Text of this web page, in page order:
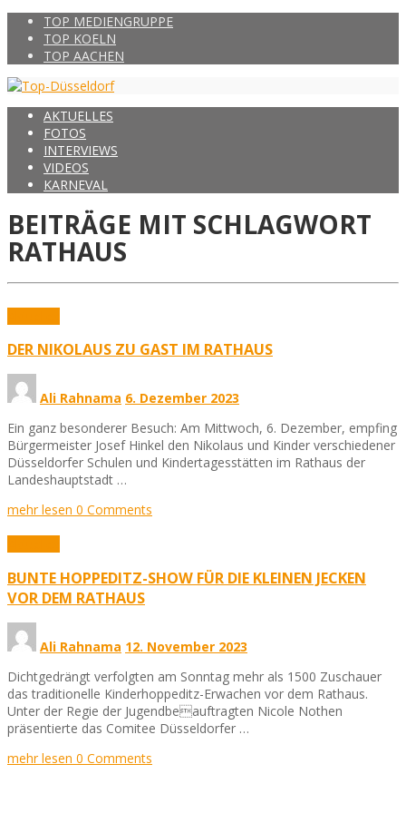
TOP MEDIENGRUPPE
TOP KOELN
TOP AACHEN
AKTUELLES
FOTOS
INTERVIEWS
VIDEOS
KARNEVAL
BEITRÄGE MIT SCHLAGWORT
RATHAUS
DER NIKOLAUS ZU GAST IM RATHAUS
Ali Rahnama 6. Dezember 2023
Ein ganz besonderer Besuch: Am Mittwoch, 6. Dezember, empfing
Bürgermeister Josef Hinkel den Nikolaus und Kinder verschiedener
Düsseldorfer Schulen und Kindertagesstätten im Rathaus der
Landeshauptstadt …
mehr lesen 0 Comments
BUNTE HOPPEDITZ-SHOW FÜR DIE KLEINEN JECKEN
VOR DEM RATHAUS
Ali Rahnama 12. November 2023
Dichtgedrängt verfolgten am Sonntag mehr als 1500 Zuschauer
das traditionelle Kinderhoppeditz-Erwachen vor dem Rathaus.
Unter der Regie der Jugendbeauftragten Nicole Nothen
präsentierte das Comitee Düsseldorfer …
mehr lesen 0 Comments